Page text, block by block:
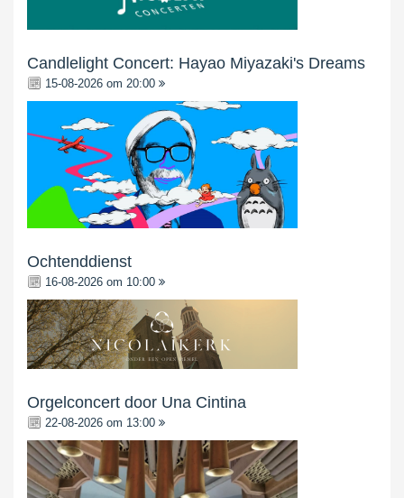
Candlelight Concert: Hayao Miyazaki's Dreams
15-08-2026 om 20:00
Ochtenddienst
16-08-2026 om 10:00
Orgelconcert door Una Cintina
22-08-2026 om 13:00